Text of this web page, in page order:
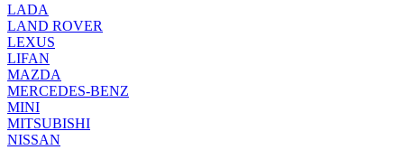
LADA
LAND ROVER
LEXUS
LIFAN
MAZDA
MERCEDES-BENZ
MINI
MITSUBISHI
NISSAN